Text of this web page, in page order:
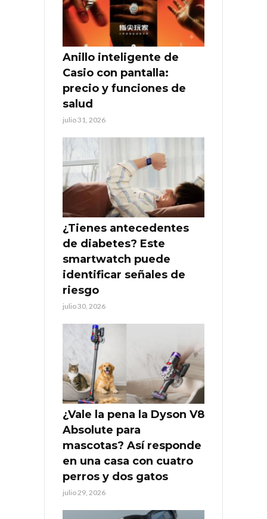
Anillo inteligente de
Casio con pantalla:
precio y funciones de
salud
julio 31, 2026
¿Tienes antecedentes
de diabetes? Este
smartwatch puede
identificar señales de
riesgo
julio 30, 2026
¿Vale la pena la Dyson V8
Absolute para
mascotas? Así responde
en una casa con cuatro
perros y dos gatos
julio 29, 2026